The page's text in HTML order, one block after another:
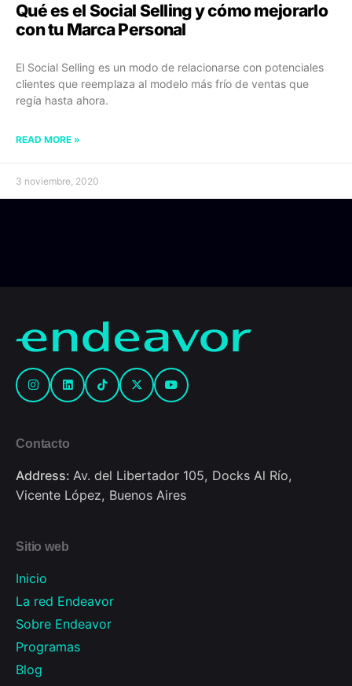
Qué es el Social Selling y cómo mejorarlo
con tu Marca Personal
El Social Selling es un modo de relacionarse con potenciales
clientes que reemplaza al modelo más frío de ventas que
regía hasta ahora.
READ MORE »
3 noviembre, 2020
Contacto
Address: Av. del Libertador 105, Docks Al Río,
Vicente López, Buenos Aires
Sitio web
Inicio
La red Endeavor
Sobre Endeavor
Programas
Blog